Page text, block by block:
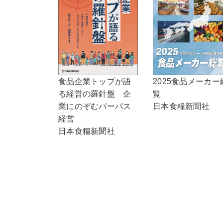
食品企業トップが語
る経営の羅針盤 企
業にのぞむパーパス
経営
日本食糧新聞社
2025食品メーカー
覧
日本食糧新聞社